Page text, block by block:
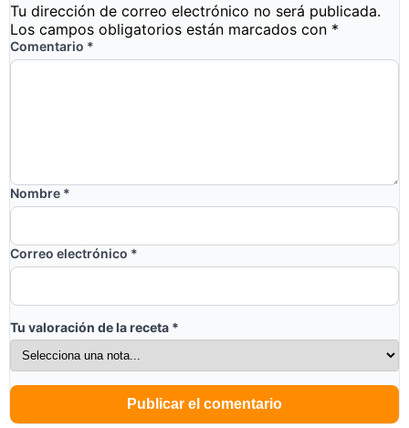
Tu dirección de correo electrónico no será publicada.
Los campos obligatorios están marcados con *
Comentario *
Nombre *
Correo electrónico *
Tu valoración de la receta *